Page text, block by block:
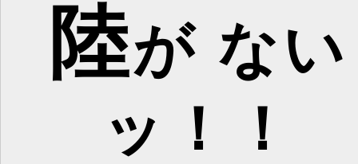
陸が ない
ッ！！